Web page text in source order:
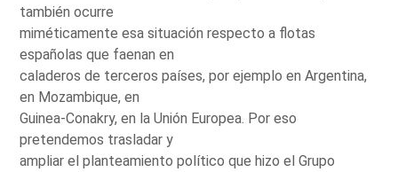
también ocurre
miméticamente esa situación respecto a flotas
españolas que faenan en
caladeros de terceros países, por ejemplo en Argentina,
en Mozambique, en
Guinea-Conakry, en la Unión Europea. Por eso
pretendemos trasladar y
ampliar el planteamiento político que hizo el Grupo